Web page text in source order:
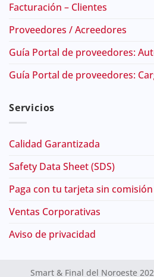
Facturación – Clientes
Proveedores / Acreedores
Guía Portal de proveedores:
Guía Portal de proveedores:
Servicios
Calidad Garantizada
Safety Data Sheet (SDS)
Paga con tu tarjeta sin comisión
Ventas Corporativas
Aviso de privacidad
Smart & Final del Noroeste